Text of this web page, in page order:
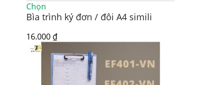
ChọnSản
phẩm
có
nhiều
biến
thể.
Các
Bìa trình ký đơn / đôi A4 simili
16.000 ₫